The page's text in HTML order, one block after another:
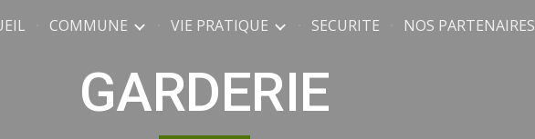
to main content Skip to navigation
COMMUNE VIE PRATIQUE SECURITE NOS PARTENAIRES
GARDERIE